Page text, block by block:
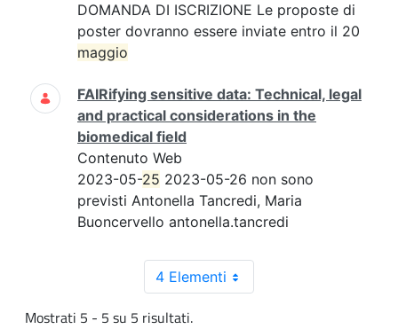
DOMANDA DI ISCRIZIONE Le proposte di
poster dovranno essere inviate entro il 20
maggio
FAIRifying sensitive data: Technical, legal
and practical considerations in the
biomedical field
Contenuto Web
2023-05-25 2023-05-26 non sono
previsti Antonella Tancredi, Maria
Buoncervello antonella.tancredi
4 Elementi
Mostrati 5 - 5 su 5 risultati.